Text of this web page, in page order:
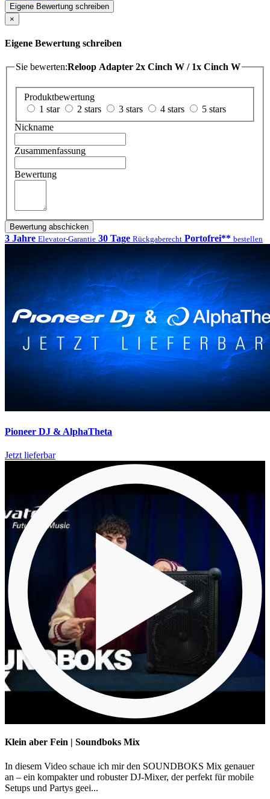
Eigene Bewertung schreiben
×
Eigene Bewertung schreiben
Sie bewerten:Reloop Adapter 2x Cinch W / 1x Cinch W
Produktbewertung
1 star
2 stars 3 stars 4 stars
5 stars
Nickname
Zusammenfassung
Bewertung
Bewertung abschicken
3 Jahre Elevator-Garantie 30 Tage Rückgaberecht Portofrei** bestellen
Pioneer DJ & AlphaTheta
Jetzt lieferbar
Klein aber Fein | Soundboks Mix
In diesem Video schaue ich mir den SOUNDBOKS Mix genauer
an – ein kompakter und robuster DJ-Mixer, der perfekt für mobile
Setups und Partys geei...